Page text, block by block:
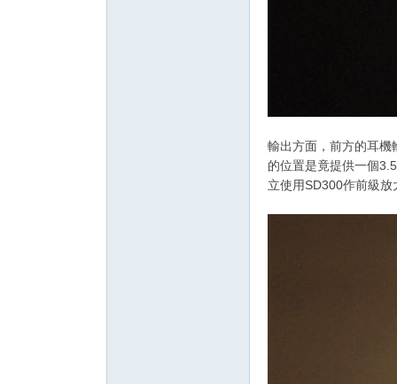
輸出方面，前方的耳機
的位置是竟提供一個
立使用SD300作前級